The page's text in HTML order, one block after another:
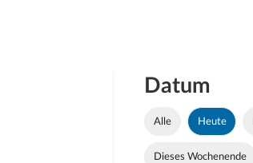
Datum
Alle Heute
Dieses Wochenende